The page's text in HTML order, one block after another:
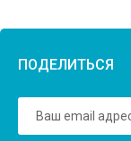
ПОДЕЛИТЬСЯ